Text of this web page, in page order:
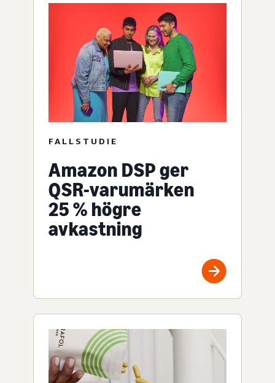
FALLSTUDIE
Amazon DSP ger
QSR-varumärken
25 % högre
avkastning